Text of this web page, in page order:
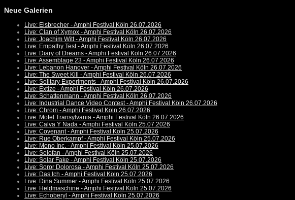
Neue Galerien
Live: Eisbrecher - Amphi Festival Köln 26.07.2026
Live: Clan of Xymox - Amphi Festival Köln 26.07.2026
Live: Joachim Witt - Amphi Festival Köln 26.07.2026
Live: Empathy Test - Amphi Festival Köln 26.07.2026
Live: Diary of Dreams - Amphi Festival Köln 26.07.2026
Live: Assemblage 23 - Amphi Festival Köln 26.07.2026
Live: Lebanon Hanover - Amphi Festival Köln 26.07.2026
Live: The Sweet Kill - Amphi Festival Köln 26.07.2026
Live: Solitary Experiments - Amphi Festival Köln 26.07.2026
Live: Extize - Amphi Festival Köln 26.07.2026
Live: Schattenmann - Amphi Festival Köln 26.07.2026
Live: Industrial Dance Video Contest - Amphi Festival Köln 26.07.2026
Live: Chrom - Amphi Festival Köln 26.07.2026
Live: Motel Transylvania - Amphi Festival Köln 26.07.2026
Live: Calva Y Nada - Amphi Festival Köln 25.07.2026
Live: Covenant - Amphi Festival Köln 25.07.2026
Live: Rue Oberkampf - Amphi Festival Köln 25.07.2026
Live: Mono Inc. - Amphi Festival Köln 25.07.2026
Live: Selofan - Amphi Festival Köln 25.07.2026
Live: Solar Fake - Amphi Festival Köln 25.07.2026
Live: Soror Dolorosa - Amphi Festival Köln 25.07.2026
Live: Das Ich - Amphi Festival Köln 25.07.2026
Live: Dina Summer - Amphi Festival Köln 25.07.2026
Live: Heldmaschine - Amphi Festival Köln 25.07.2026
Live: Echoberyl - Amphi Festival Köln 25.07.2026